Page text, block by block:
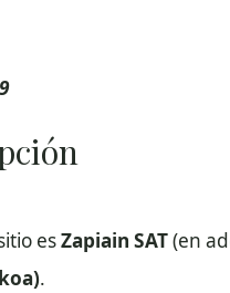
esZapiain SAT(en
.